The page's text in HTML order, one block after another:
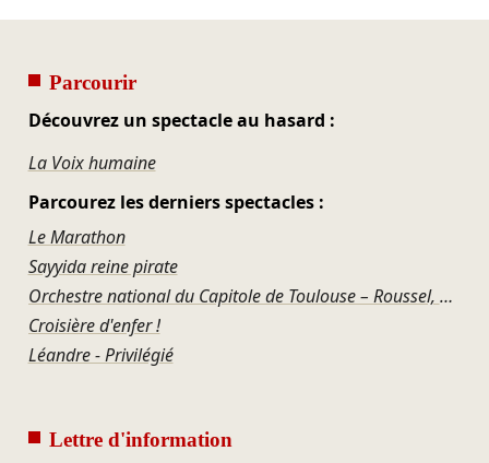
Parcourir
Découvrez un spectacle au hasard :
La Voix humaine
Parcourez les derniers spectacles :
Le Marathon
Sayyida reine pirate
Orchestre national du Capitole de Toulouse – Roussel, Ravel, Offenbach, Rosenthal, Gershwin
Croisière d'enfer !
Léandre - Privilégié
Lettre d'information